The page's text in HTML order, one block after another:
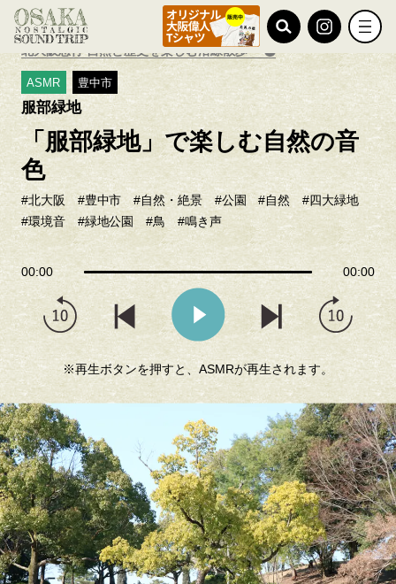
TOP おすすめ特集
北大阪急行 自然と歴史を楽しむ沿線散歩
ASMR 豊中市
服部緑地
「服部緑地」で楽しむ自然の音
色
#北大阪 #豊中市 #自然・絶景 #公園 #自然
#四大緑地
#環境音
#緑地公園 #鳥 #鳴き声
00:00 00:00
※再生ボタンを押すと、ASMRが再生されます。